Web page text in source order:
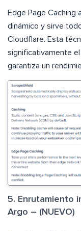
Edge Page Caching
dinámico y sirve
Cloudflare. Esta
significativamente
garantiza un
5. Enrutamiento
Argo – (NUEVO)